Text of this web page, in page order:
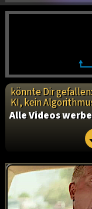
könnte Dir
KI, kein
Alle Videos